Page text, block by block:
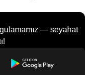
— seyahat